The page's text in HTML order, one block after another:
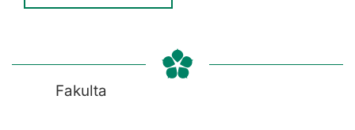
Fakulta